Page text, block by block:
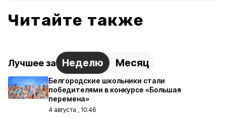
Читайте также
Лучшее за Неделю Месяц
Белгородские школьники стали
победителями в конкурсе «Большая
перемена»
4 августа , 10:46